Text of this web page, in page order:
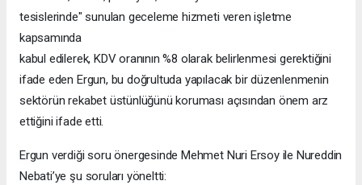
tesislerinde" sunulan geceleme hizmeti veren işletme
kapsamında
kabul edilerek, KDV oranının %8 olarak belirlenmesi gerektiğini
ifade eden Ergun, bu doğrultuda yapılacak bir düzenlenmenin
sektörün rekabet üstünlüğünü koruması açısından önem arz
ettiğini ifade etti.
Ergun verdiği soru önergesinde Mehmet Nuri Ersoy ile Nureddin
Nebati’ye şu soruları yöneltti: